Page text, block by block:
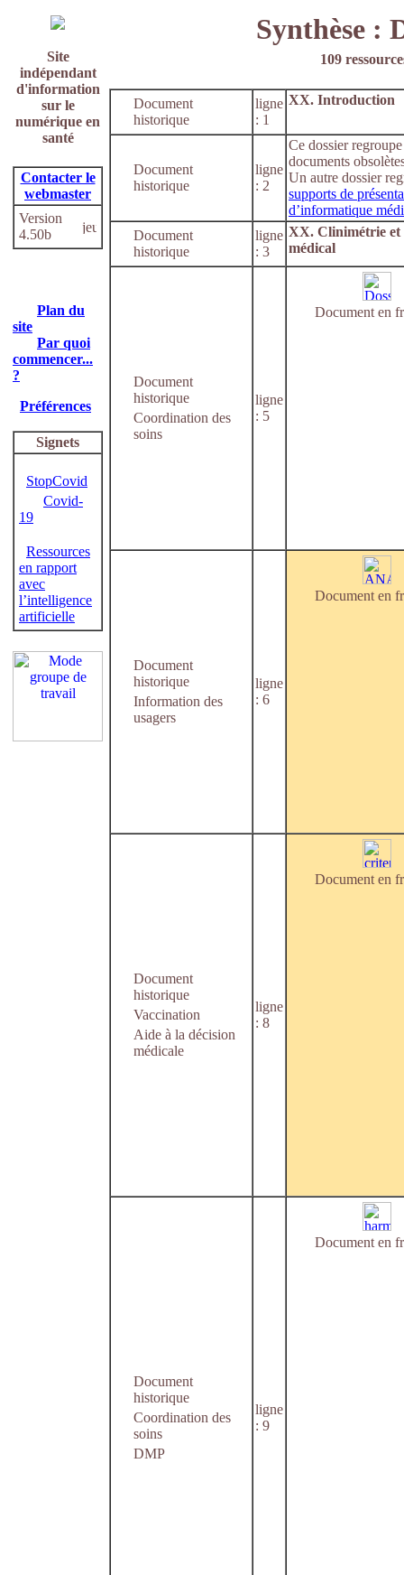
Site
indépendant
d'information
sur le
numérique en
santé
Contacter le
webmaster
Version
4.50b
Plan du
site
Par quoi
commencer...
?
Préférences
Signets
StopCovid
Covid-
19
Ressources
en rapport
avec
l’intelligence
artificielle
Synthèse :
109
Document
historique
ligne
: 1
XX. Introduction
Document
historique
ligne
: 2
Ce dossier
documents
Un autre dossier
supports de
d’informatique
Document
historique
ligne
: 3
XX. Clinimétrie et
médical
Document
historique
Coordination des
soins
ligne
: 5
Document en
Document
historique
Information des
usagers
ligne
: 6
Document en
Document
historique
Vaccination
Aide à la décision
médicale
ligne
: 8
Document en
Document
historique
Coordination des
soins
DMP
ligne
: 9
Document en